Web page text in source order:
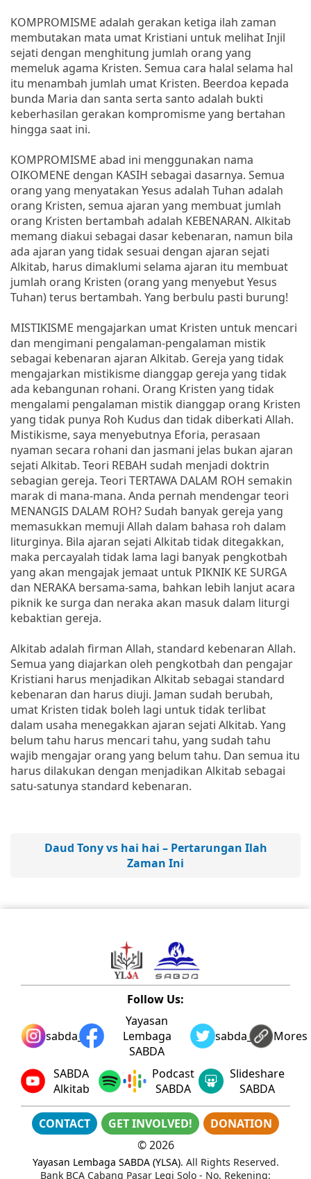
KOMPROMISME adalah gerakan ketiga ilah zaman
membutakan mata umat Kristiani untuk melihat Injil
sejati dengan menghitung jumlah orang yang
memeluk agama Kristen. Semua cara halal selama hal
itu menambah jumlah umat Kristen. Beerdoa kepada
bunda Maria dan santa serta santo adalah bukti
keberhasilan gerakan kompromisme yang bertahan
hingga saat ini.
KOMPROMISME abad ini menggunakan nama
OIKOMENE dengan KASIH sebagai dasarnya. Semua
orang yang menyatakan Yesus adalah Tuhan adalah
orang Kristen, semua ajaran yang membuat jumlah
orang Kristen bertambah adalah KEBENARAN. Alkitab
memang diakui sebagai dasar kebenaran, namun bila
ada ajaran yang tidak sesuai dengan ajaran sejati
Alkitab, harus dimaklumi selama ajaran itu membuat
jumlah orang Kristen (orang yang menyebut Yesus
Tuhan) terus bertambah. Yang berbulu pasti burung!
MISTIKISME mengajarkan umat Kristen untuk mencari
dan mengimani pengalaman-pengalaman mistik
sebagai kebenaran ajaran Alkitab. Gereja yang tidak
mengajarkan mistikisme dianggap gereja yang tidak
ada kebangunan rohani. Orang Kristen yang tidak
mengalami pengalaman mistik dianggap orang Kristen
yang tidak punya Roh Kudus dan tidak diberkati Allah.
Mistikisme, saya menyebutnya Eforia, perasaan
nyaman secara rohani dan jasmani jelas bukan ajaran
sejati Alkitab. Teori REBAH sudah menjadi doktrin
sebagian gereja. Teori TERTAWA DALAM ROH semakin
marak di mana-mana. Anda pernah mendengar teori
MENANGIS DALAM ROH? Sudah banyak gereja yang
memasukkan memuji Allah dalam bahasa roh dalam
liturginya. Bila ajaran sejati Alkitab tidak ditegakkan,
maka percayalah tidak lama lagi banyak pengkotbah
yang akan mengajak jemaat untuk PIKNIK KE SURGA
dan NERAKA bersama-sama, bahkan lebih lanjut acara
piknik ke surga dan neraka akan masuk dalam liturgi
kebaktian gereja.
Alkitab adalah firman Allah, standard kebenaran Allah.
Semua yang diajarkan oleh pengkotbah dan pengajar
Kristiani harus menjadikan Alkitab sebagai standard
kebenaran dan harus diuji. Jaman sudah berubah,
umat Kristen tidak boleh lagi untuk tidak terlibat
dalam usaha menegakkan ajaran sejati Alkitab. Yang
belum tahu harus mencari tahu, yang sudah tahu
wajib mengajar orang yang belum tahu. Dan semua itu
harus dilakukan dengan menjadikan Alkitab sebagai
satu-satunya standard kebenaran.
Daud Tony vs hai hai – Pertarungan Ilah
Zaman Ini
Follow Us:
sabda_ylsa
Yayasan
Lembaga
SABDA
sabda_ylsaMores
SABDA
Alkitab
Podcast
SABDA
Slideshare
SABDA
CONTACT GET INVOLVED!
DONATION
©2026
Yayasan Lembaga SABDA (YLSA). All Rights Reserved.
Bank BCA Cabang Pasar Legi Solo - No. Rekening: